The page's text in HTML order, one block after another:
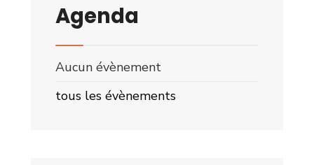
Agenda
Aucun évènement
tous les évènements